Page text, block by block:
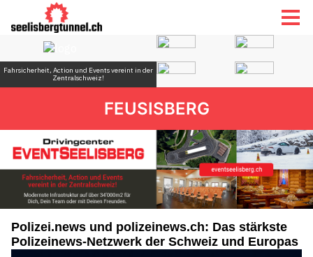
FEUSISBERG
Polizei.news und polizeinews.ch: Das stärkste
Polizeinews-Netzwerk der Schweiz und Europas